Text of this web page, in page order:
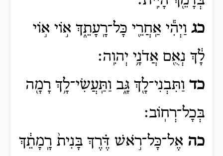
כג וַיְהִ֕י אַֽחֲרֵ֖י כָּל־רָֽעָתֵ֑ךְ א֣וֹי א֣וֹי
לָ֔ךְ נְאֻ֖ם אֲדֹנָ֥י יְהוִֽה׃
כד וַתִּבְנִי־לָ֖ךְ גָּ֑ב וַתַּֽעֲשִׂי־לָ֥ךְ רָמָ֖ה
בְּכָל־רְחֽוֹב׃
כה אֶל־כָּל־רֹ֣אשׁ דֶּ֗רֶךְ בָּנִית֙ רָֽמָתֵ֔ךְ